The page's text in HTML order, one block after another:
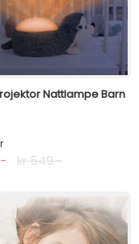
Nattlampe Barn
kr 549.-